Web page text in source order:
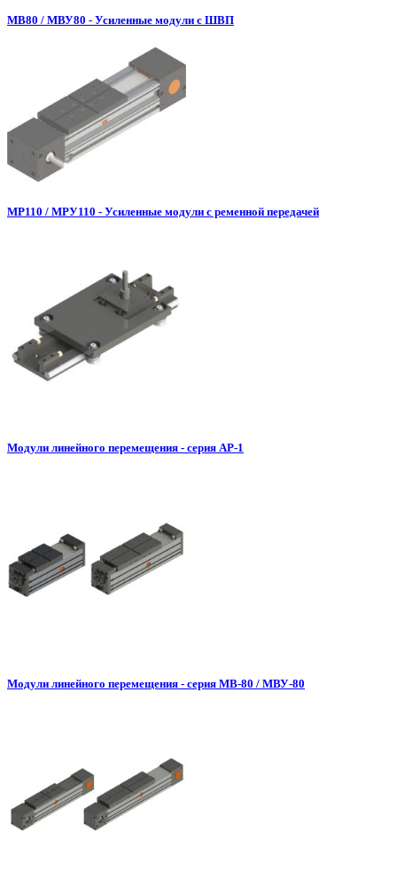
МВ80 / МВУ80 - Усиленные модули с ШВП
МР110 / МРУ110 - Усиленные модули с ременной передачей
Модули линейного перемещения - серия АР-1
Модули линейного перемещения - серия МВ-80 / МВУ-80